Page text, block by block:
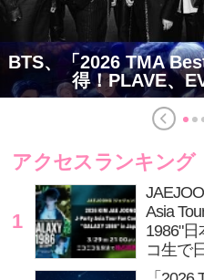
BTS、「2026 TMA
得！PLAVE、
アクセスランキング
1
Asia
1986"
コ生で